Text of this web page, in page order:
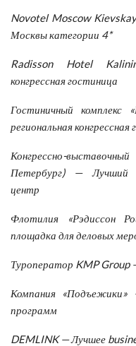
Novotel Moscow
Москвы категории 4*
Radisson Hotel
конгрессная гостиница
Гостиничный
региональная конгрессная
Конгрессно-
Петербург) — Лучший
центр
Флотилия «Рэдиссон
площадка для деловых
Туроператор KMP Group
Компания «Подъежики»
программ
DEMLINK— Лучшее